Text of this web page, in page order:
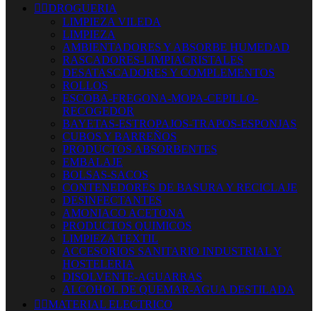
 DROGUERIA
LIMPIEZA VILEDA
LIMPIEZA
AMBIENTADORES Y ABSORBE HUMEDAD
RASCADORES-LIMPIACRISTALES
DESATASCADORES Y COMPLEMENTOS
ROLLOS
ESCOBA-FREGONA-MOPA-CEPILLO-
RECOGEDOR
BAYETAS-ESTROPAJOS-TRAPOS-ESPONJAS
CUBOS Y BARREÑOS
PRODUCTOS ABSORBENTES
EMBALAJE
BOLSAS-SACOS
CONTENEDORES DE BASURA Y RECICLAJE
DESINFECTANTES
AMONIACO ACETONA
PRODUCTOS QUIMICOS
LIMPIEZA TEXTIL
ACCESORIOS SANITARIO INDUSTRIAL Y
HOSTELERIA
DISOLVENTE-AGUARRAS
ALCOHOL DE QUEMAR-AGUA DESTILADA
 MATERIAL ELECTRICO